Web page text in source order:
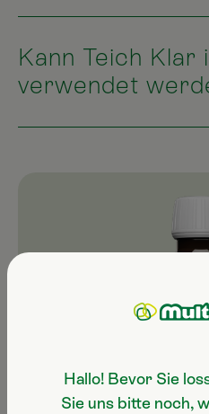
Kann Teich Klar
verwendet
Hallo! Bevor Sie
Sie uns bitte noch,